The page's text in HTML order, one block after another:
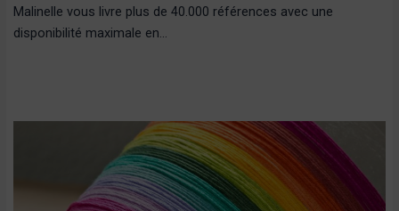
Malinelle vous livre plus de 40.000 références avec une
disponibilité maximale en…